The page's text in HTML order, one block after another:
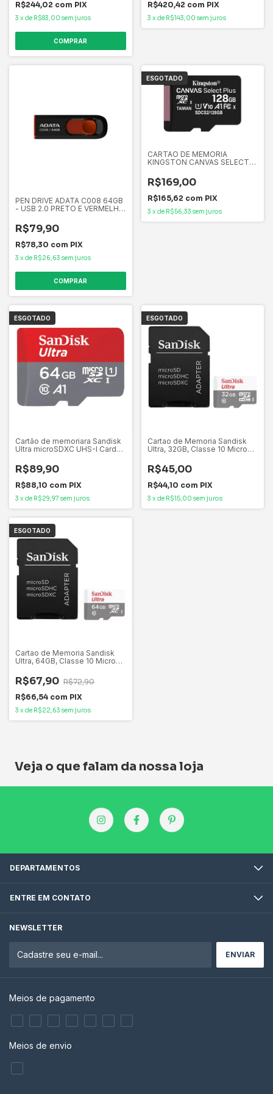
R$244,02 com PIX
3 x de R$83,00 sem juros
R$420,42 com PIX
3 x de R$143,00 sem juros
PEN DRIVE ADATA C008 64GB
- USB 2.0 PRETO E VERMELHO
R$79,90
R$78,30 com PIX
3 x de R$26,63 sem juros
ESGOTADO
CARTAO DE MEMORIA
KINGSTON CANVAS SELECT
ADAPTADOR, PARA CAMERAS
SDCS2/128GB
R$169,00
R$165,62 com PIX
3 x de R$56,33 sem juros
ESGOTADO
Cartão de memoriara Sandisk
Ultra microSDXC UHS-I Card
SDSQUAB-064G-GN6MN
R$89,90
R$88,10 com PIX
3 x de R$29,97 sem juros
ESGOTADO
Cartao de Memoria Sandisk
Ultra, 32GB, Classe 10 Micro
SDSQUNR-032G-GN3MA
R$45,00
R$44,10 com PIX
3 x de R$15,00 sem juros
ESGOTADO
Cartao de Memoria Sandisk
Ultra, 64GB, Classe 10 Micro
SDSQUNR-064G-GN3MA
R$67,90 R$72,90
R$66,54 com PIX
3 x de R$22,63 sem juros
Veja o que falam da nossa loja
DEPARTAMENTOS
ENTRE EM CONTATO
NEWSLETTER
Meios de pagamento
Meios de envio